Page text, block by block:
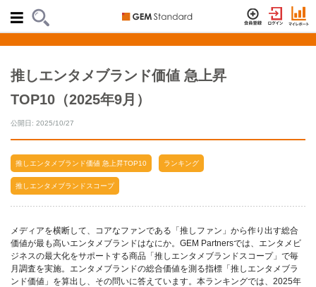
推しエンタメブランド価値 急上昇
TOP10（2025年9月）
公開日: 2025/10/27
推しエンタメブランド価値 急上昇TOP10 ランキング
推しエンタメブランドスコープ
メディアを横断して、コアなファンである「推しファン」から作り出す総合
価値が最も高いエンタメブランドはなにか。GEM Partnersでは、エンタメビ
ジネスの最大化をサポートする商品「推しエンタメブランドスコープ」で毎
月調査を実施。エンタメブランドの総合価値を測る指標「推しエンタメブラ
ンド価値」を算出し、その問いに答えています。本ランキングでは、2025年